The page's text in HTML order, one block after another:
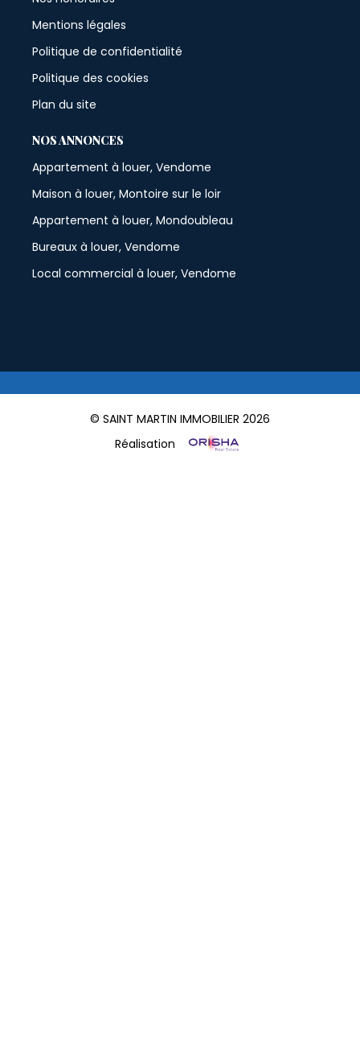
Mentions légales
Politique de confidentialité
Politique des cookies
Plan du site
NOS ANNONCES
Appartement à louer, Vendome
Maison à louer, Montoire sur le loir
Appartement à louer, Mondoubleau
Bureaux à louer, Vendome
Local commercial à louer, Vendome
© SAINT MARTIN IMMOBILIER 2026
Réalisation